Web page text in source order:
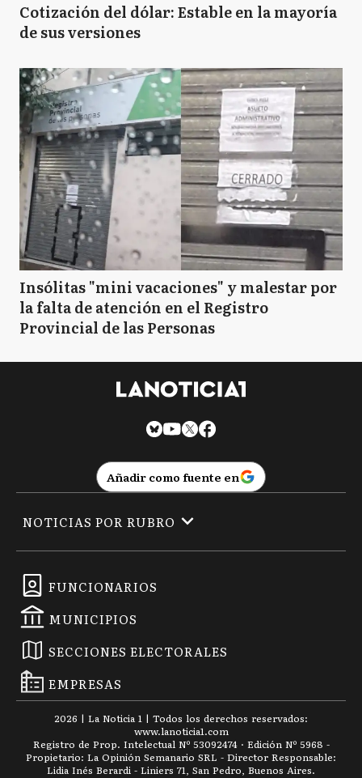
Cotización del dólar: Estable en la mayoría
de sus versiones
Insólitas "mini vacaciones" y malestar por
la falta de atención en el Registro
Provincial de las Personas
Añadir como fuente en
FUNCIONARIOS
MUNICIPIOS
SECCIONES ELECTORALES
EMPRESAS
NOTICIAS POR RUBRO
2026 | La Noticia 1 | Todos los derechos reservados:
www.lanoticia1.com
Registro de Prop. Intelectual Nº 53092474 · Edición Nº 5968 -
Propietario: La Opinión Semanario SRL - Director Responsable:
Lidia Inés Berardi - Liniers 71, San Pedro, Buenos Aires.